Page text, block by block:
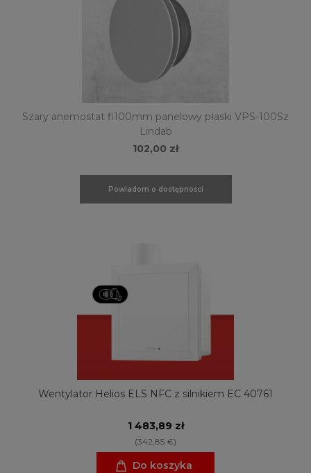
Szary anemostat fi100mm panelowy płaski VPS-100Sz
Lindab
102,00 zł
Powiadom o dostępności
Wentylator Helios ELS NFC z silnikiem EC 40761
1 483,89 zł
(342,85 €)
Do koszyka